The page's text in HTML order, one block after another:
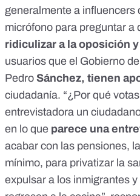
generalmente a influencers
micrófono para preguntar a
ridiculizar a la oposición
usuarios que el Gobierno
Pedro Sánchez, tienen
ciudadanía. “¿Por qué
entrevistadora un
en lo que parece una
acabar con las pensiones,
mínimo, para privatizar la
expulsar a los inmigrantes